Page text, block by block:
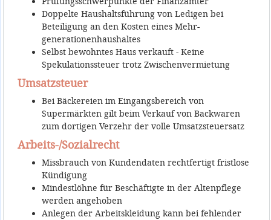
Doppelte Haushalts­führung von Ledigen bei
Beteiligung an den Kosten eines Mehr­
generationen­haus­haltes
Selbst bewohntes Haus verkauft - Keine
Spekulations­steuer trotz Zwischen­ver­mietung
Umsatzsteuer
Bei Bäckereien im Eingangsbereich von
Supermärkten gilt beim Verkauf von Backwaren
zum dortigen Verzehr der volle Umsatzsteuersatz
Arbeits-/Sozialrecht
Missbrauch von Kundendaten rechtfertigt fristlose
Kündigung
Mindestlöhne für Beschäftigte in der Altenpflege
werden angehoben
Anlegen der Arbeitskleidung kann bei fehlender